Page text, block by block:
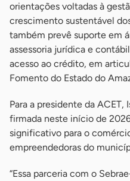
orientações voltadas à
crescimento sustentável
também prevê suporte em
assessoria jurídica e
acesso ao crédito, em
Fomento do Estado do
Para a presidente da ACET,
firmada neste início de
significativo para o
empreendedoras do
“Essa parceria com o